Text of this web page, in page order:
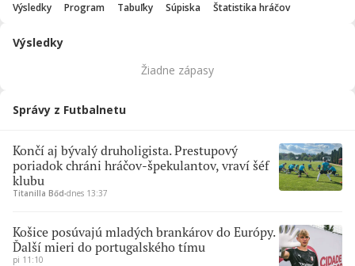
Výsledky Program Tabuľky Súpiska Štatistika hráčov
Výsledky
Žiadne zápasy
Správy z Futbalnetu
Končí aj bývalý druholigista. Prestupový
poriadok chráni hráčov-špekulantov, vraví šéf
klubu
Titanilla Bőd∙dnes 13:37
Košice posúvajú mladých brankárov do Európy.
Ďalší mieri do portugalského tímu
pi 11:10